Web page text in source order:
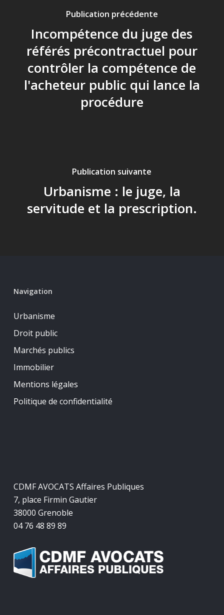
Publication précédente
Incompétence du juge des
référés précontractuel pour
contrôler la compétence de
l'acheteur public qui lance la
procédure
Publication suivante
Urbanisme : le juge, la
servitude et la prescription.
Navigation
Urbanisme
Droit public
Marchés publics
Immobilier
Mentions légales
Politique de confidentialité
CDMF AVOCATS Affaires Publiques
7, place Firmin Gautier
38000 Grenoble
04 76 48 89 89